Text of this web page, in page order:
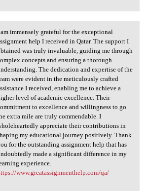
immensely grateful for
immensely grateful for the exceptional
help I received in Qatar. The support I
was truly invaluable, guiding me through
concepts and ensuring a thorough
The dedication and expertise of the
were evident in the meticulously crafted
I received, enabling me to achieve a
level of academic excellence. Their
to excellence and willingness to go
extra mile are truly commendable. I
appreciate their contributions in
my educational journey positively. Thank
for the outstanding assignment help that has
made a significant difference in my
experience.
www.greatassignmenthelp.com/qa/